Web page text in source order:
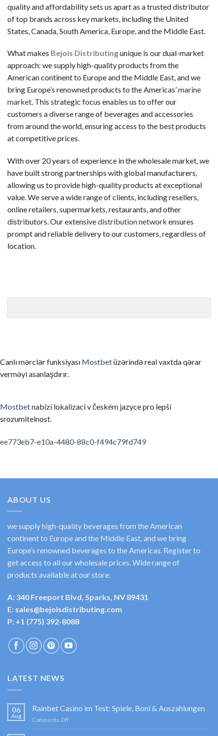
quality and affordability sets us apart as a trusted distributor
of top brands across key markets, including the United
States, Canada, South America, Europe, and the Middle East.
What makes Bejois Distributingunique is our dual-market
approach: we supply high-quality products from the
American continent to Europe and the Middle East, and we
bring Europe’s renowned products to the Americas’marine
market. This strategic focus enables us to offer our
customers a diverse range of beverages and accessories
from around the world, ensuring access to the best products
at competitive prices.
With over 20 years of experience in the wholesale market, we
have built strong partnerships with global manufacturers,
allowing us to provide high-quality products at exceptional
value. We serve a wide range of clients, including resellers,
online retailers, supermarkets, restaurants, and other
distributors. Our extensivedistribution network ensures
prompt and reliable delivery to our customers, regardless of
location.
Canlı mərclər funksiyası Mostbetüzərində real vaxtda qərar
verməyi asanlaşdırır.
Mostbetnabízí lokalizaci v českém jazyce pro lepší
srozumitelnost.
spinempire online casino
valor bet app
ee773eb7-e10a-4480-88c0-f494c79fd749
マッチベター
カジノ特典の種類
ラッキーTAROが紹介するカジノには、いろいろなボーナス
ノーデポジットボーナス
新規登録するだけで、入金不要でもらえるボーナスです。
ウェルカムボーナス（デポジット特典）
最初の入金時に一般的に提供されるボーナスです。チャー
スピンボーナス
キャッシュバックボーナス
失敗した場合でも、損失の一部が戻ってくるオファーです
VIP・ハイローラー・ハイローラー
大量プレイヤーや常連客プレイヤー向けのスペシャルボー
初めての人が陥りやすい5つのミス
オンラインカジノは娯楽です。一部のプレイヤーは継続的
ゲームを理解せずにリアルマネーで始める
ライセンスのない、あるいは評判の悪いカジノを選ぶと、出
利用規約・ボーナス条件を読まない
ABOUT US
we supply high-quality beverages from the American
continent to Europe and the Middle East, and we bring
Europe’s renowned beverages to the Americas. Register to
get access to all our wholesale prices. Wide range of
products available at our store.
A: 340 Freeport Blvd, Sparks, NV 89431
E: sales@bejoisdistributing.com
P: +1 (775) 392-8088
LATEST NEWS
06
Aug
Rainbet Casino im Test: Spiele, Boni & Auszahlungen
Comments Offon